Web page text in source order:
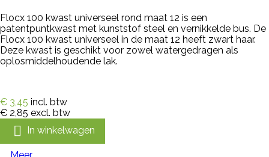
Flocx 100 kwast universeel rond maat 12 is een
patentpuntkwast met kunststof steel en vernikkelde bus. De
Flocx 100 kwast universeel in de maat 12 heeft zwart haar.
Deze kwast is geschikt voor zowel watergedragen als
oplosmiddelhoudende lak.
€ 3,45 incl. btw
€ 2,85 excl. btw
 In winkelwagen